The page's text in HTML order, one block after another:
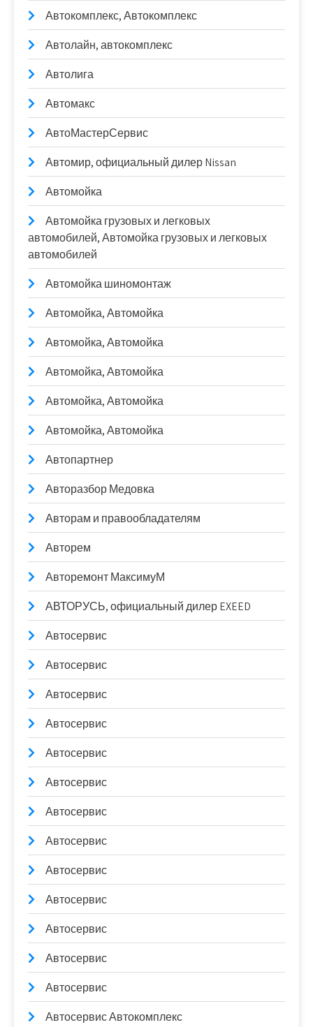
Автокомплекс, Автокомплекс
Автолайн, автокомплекс
Автолига
Автомакс
АвтоМастерСервис
Автомир, официальный дилер Nissan
Автомойка
Автомойка грузовых и легковых
автомобилей, Автомойка грузовых и легковых
автомобилей
Автомойка шиномонтаж
Автомойка, Автомойка
Автомойка, Автомойка
Автомойка, Автомойка
Автомойка, Автомойка
Автомойка, Автомойка
Автопартнер
Авторазбор Медовка
Авторам и правообладателям
Авторем
Авторемонт МаксимуМ
АВТОРУСЬ, официальный дилер EXEED
Автосервис
Автосервис
Автосервис
Автосервис
Автосервис
Автосервис
Автосервис
Автосервис
Автосервис
Автосервис
Автосервис
Автосервис
Автосервис
Автосервис Автокомплекс